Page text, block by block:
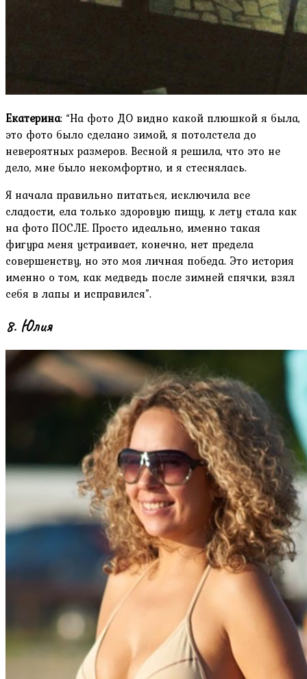
Екатерина: “На фото ДО видно какой плюшкой я была,
это фото было сделано зимой, я потолстела до
невероятных размеров. Весной я решила, что это не
дело, мне было некомфортно, и я стеснялась.
Я начала правильно питаться, исключила все
сладости, ела только здоровую пищу, к лету стала как
на фото ПОСЛЕ. Просто идеально, именно такая
фигура меня устраивает, конечно, нет предела
совершенству, но это моя личная победа. Это история
именно о том, как медведь после зимней спячки, взял
себя в лапы и исправился”.
8. Юлия